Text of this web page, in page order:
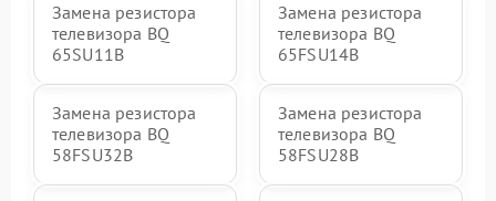
Замена резистора
телевизора BQ
65SU11B
Замена резистора
телевизора BQ
65FSU14B
Замена резистора
телевизора BQ
58FSU32B
Замена резистора
телевизора BQ
58FSU28B